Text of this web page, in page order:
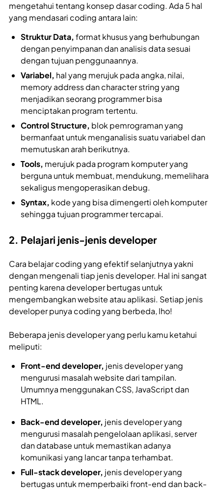
mengetahui tentang konsep dasar coding. Ada 5 hal
yang mendasari coding antara lain:
Struktur Data, format khusus yang berhubungan
dengan penyimpanan dan analisis data sesuai
dengan tujuan penggunaannya.
Variabel, hal yang merujuk pada angka, nilai,
memory address dan character string yang
menjadikan seorang programmer bisa
menciptakan program tertentu.
Control Structure, blok pemrograman yang
bermanfaat untuk menganalisis suatu variabel dan
memutuskan arah berikutnya.
Tools, merujuk pada program komputer yang
berguna untuk membuat, mendukung, memelihara
sekaligus mengoperasikan debug.
Syntax, kode yang bisa dimengerti oleh komputer
sehingga tujuan programmer tercapai.
2. Pelajari jenis-jenis developer
Cara belajar coding yang efektif selanjutnyayakni
dengan mengenali tiap jenis developer. Hal ini sangat
penting karena developer bertugas untuk
mengembangkan website atau aplikasi. Setiap jenis
developer punya coding yang berbeda, lho!
Beberapa jenis developer yang perlu kamu ketahui
meliputi:
Front-end developer, jenis developer yang
mengurusi masalah website dari tampilan.
Umumnya menggunakan CSS, JavaScript dan
HTML.
Back-end developer, jenis developer yang
mengurusi masalah pengelolaan aplikasi, server
dan database untuk memastikan adanya
komunikasi yang lancar tanpa terhambat.
Full-stack developer, jenis developer yang
bertugas untuk memperbaiki front-end dan back-